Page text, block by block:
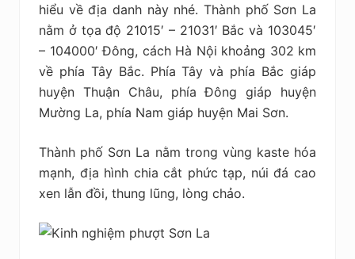
hiểu về địa danh này nhé. Thành phố Sơn La
nằm ở tọa độ 21015′ – 21031′ Bắc và 103045′
– 104000′ Đông, cách Hà Nội khoảng 302 km
về phía Tây Bắc. Phía Tây và phía Bắc giáp
huyện Thuận Châu, phía Đông giáp huyện
Mường La, phía Nam giáp huyện Mai Sơn.
Thành phố Sơn La nằm trong vùng kaste hóa
mạnh, địa hình chia cắt phức tạp, núi đá cao
xen lẫn đồi, thung lũng, lòng chảo.